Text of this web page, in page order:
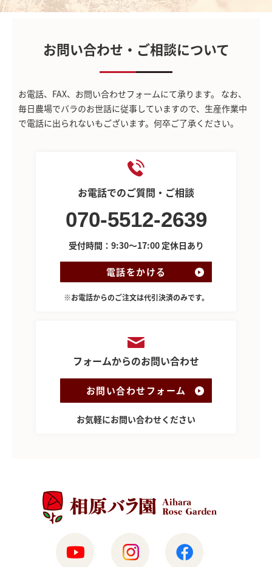
お問い合わせ・ご相談について
お電話、FAX、お問い合わせフォームにて承ります。
なお、
毎日農場でバラのお世話に従事していますので、生産作業中
で電話に出られないもございます。何卒ご了承ください。
お電話でのご質問・ご相談
070-5512-2639
受付時間：9:30～17:00 定休日あり
電話をかける
※お電話からのご注文は代引決済のみです。
フォームからのお問い合わせ
お問い合わせフォーム
お気軽にお問い合わせください